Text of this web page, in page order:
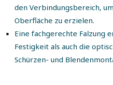
den Verbindungsbereich,
Oberfläche zu erzielen.
Eine fachgerechte Falzung
Festigkeit als auch die
Schürzen- und